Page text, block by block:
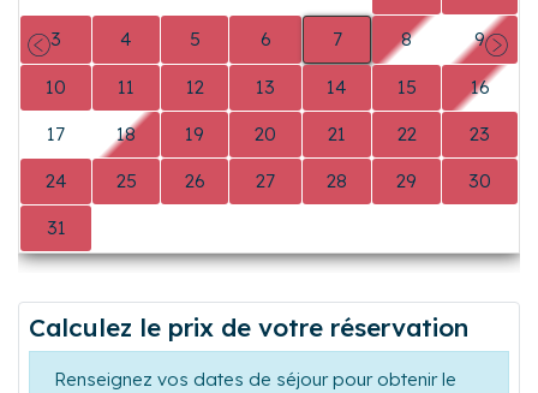
3 4 5 6 7 8 9
10 11 12 13 14 15 16
17 18 19 20 21 22 23
24 25 26 27 28 29 30
31
Précédent
Calculez le prix de votre réservation
Renseignez vos dates de séjour pour obtenir le